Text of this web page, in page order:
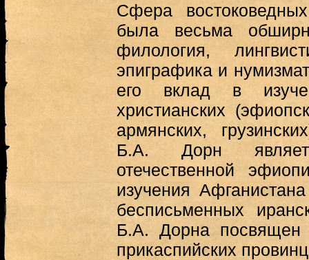
Сфера
была весьма
филология,
эпиграфика и
его вклад в
христианских
армянских,
Б.А. Дорн
отечественной
изучения
бесписьменных
Б.А. Дорна посвящен
прикаспийских